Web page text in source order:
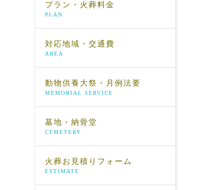
プラン・火葬料金
PLAN
対応地域・交通費
AREA
動物供養大祭・月例法要
MEMORIAL SERVICE
墓地・納骨堂
CEMETERY
火葬お見積りフォーム
ESTIMATE